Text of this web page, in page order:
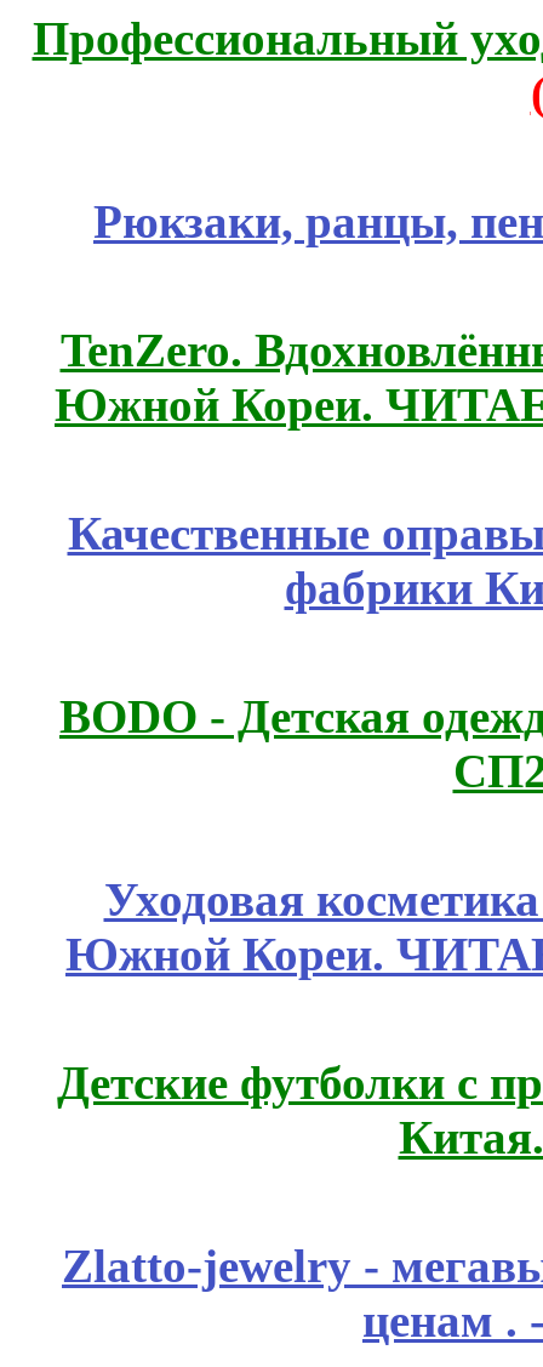
Профессиональный
Рюкзаки, ранцы,
TenZero.
Южной Кореи.
Качественные
фабрики
BODO - Детская
Уходовая
Южной Кореи.
Детские футболки с
Zlatto-jewelry -
ценам .